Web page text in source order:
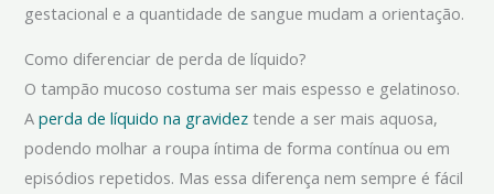
gestacional e a quantidade de sangue mudam a orientação.
Como diferenciar de perda de líquido?
O tampão mucoso costuma ser mais espesso e gelatinoso.
Aperda de líquido na gravidez tende a ser mais aquosa,
podendo molhar a roupa íntima de forma contínua ou em
episódios repetidos. Mas essa diferença nem sempre é fácil